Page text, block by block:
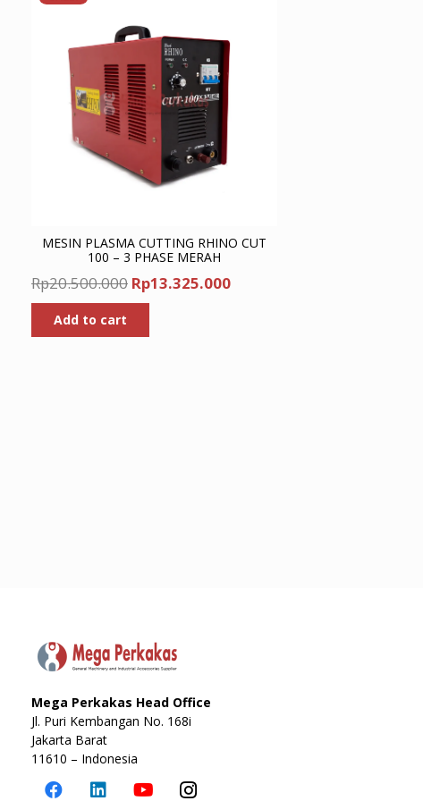
MESIN PLASMA CUTTING RHINO CUT
100 – 3 PHASE MERAH
Rp20.500.000 Original
price
Rp20.500.000.
Rp13.325.000Current
Add to cart
Mega Perkakas Head Office
Jl. Puri Kembangan No. 168i
Jakarta Barat
11610 – Indonesia